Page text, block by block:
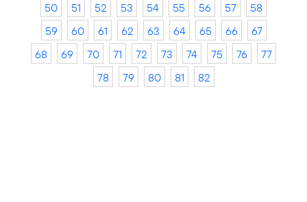
50
51 52 53 54 55 56 57
58
59
60 61 62 63 64 65 66
67
68
69 70 71 72 73 74 75 76
77
78
79 80 81 82